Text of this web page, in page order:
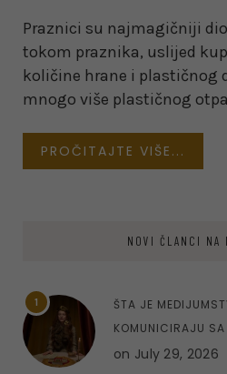
Praznici su najmagičniji
tokom praznika, uslijed
količine hrane i plastičnog
mnogo više plastičnog
PROČITAJTE VIŠE...
NOVI ČLANCI NA
1
ŠTA JE
KOMUNICIRAJU
on July 29, 2026